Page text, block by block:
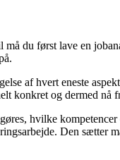
du først lave en
af hvert eneste
konkret og dermed nå
hvilke
Den sætter